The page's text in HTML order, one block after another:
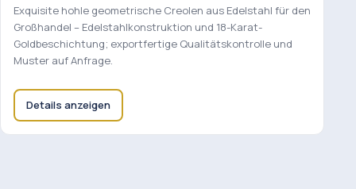
Exquisite hohle geometrische Creolen aus Edelstahl für den
Großhandel – Edelstahlkonstruktion und 18-Karat-
Goldbeschichtung; exportfertige Qualitätskontrolle und
Muster auf Anfrage.
Details anzeigen